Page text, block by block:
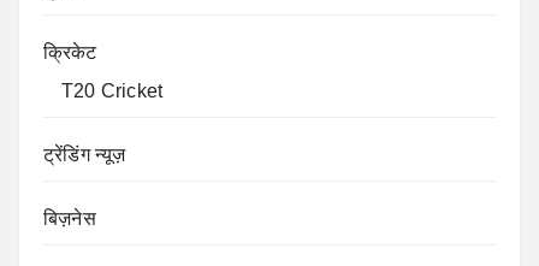
क्रिकेट
T20 Cricket
ट्रेंडिंग न्यूज़
बिज़नेस